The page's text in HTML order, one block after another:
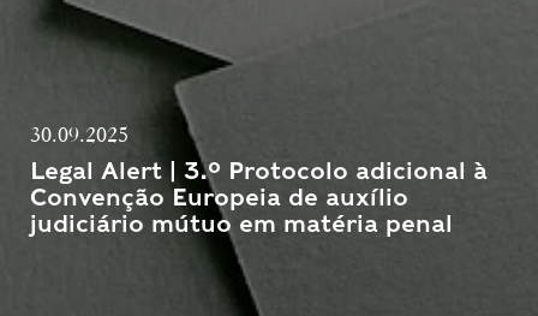
30.09.2025
Legal Alert | 3.º Protocolo adicional à
Convenção Europeia de auxílio
judiciário mútuo em matéria penal